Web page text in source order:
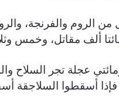
الروم والفرنجة،
ألف مقاتل، وخمس
عجلة تجر السلاح
أسقطوا السلاجقة